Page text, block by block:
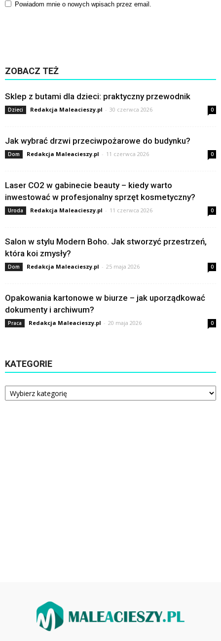
Powiadom mnie o nowych wpisach przez email.
ZOBACZ TEŻ
Sklep z butami dla dzieci: praktyczny przewodnik
Dzieci Redakcja Maleacieszy.pl - 30 czerwca 2026 0
Jak wybrać drzwi przeciwpożarowe do budynku?
Dom Redakcja Maleacieszy.pl - 11 czerwca 2026 0
Laser CO2 w gabinecie beauty – kiedy warto
inwestować w profesjonalny sprzęt kosmetyczny?
Uroda Redakcja Maleacieszy.pl - 11 czerwca 2026 0
Salon w stylu Modern Boho. Jak stworzyć przestrzeń,
która koi zmysły?
Dom Redakcja Maleacieszy.pl - 25 maja 2026 0
Opakowania kartonowe w biurze – jak uporządkować
dokumenty i archiwum?
Praca Redakcja Maleacieszy.pl - 20 maja 2026 0
KATEGORIE
Kategorie